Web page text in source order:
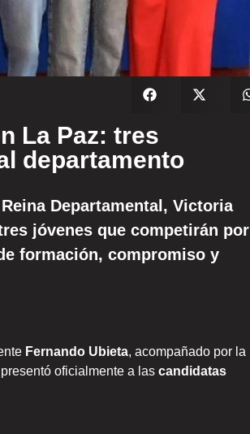
La Paz: tres
departamento
Departamental, Victoria
jóvenes que competirán por
formación, compromiso y
Fernando Ubieta, acompañado por la
presentó oficialmente a las candidatas